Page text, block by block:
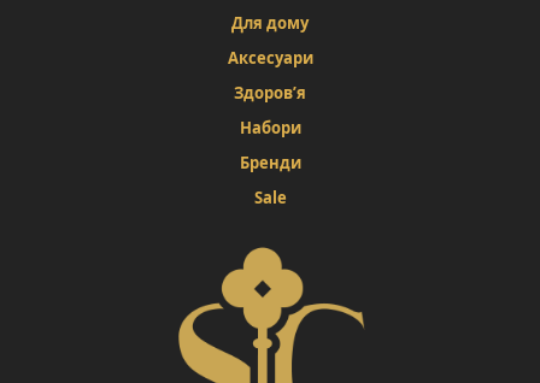
Для дому
Аксесуари
Здоров’я
Набори
Бренди
Sale